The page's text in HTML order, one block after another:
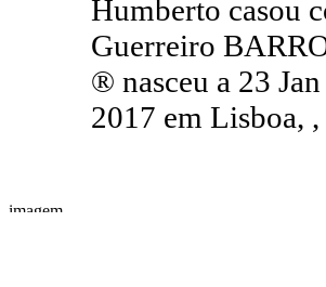
Humberto casou
Guerreiro
® nasceu a 23
2017 em Lisboa,